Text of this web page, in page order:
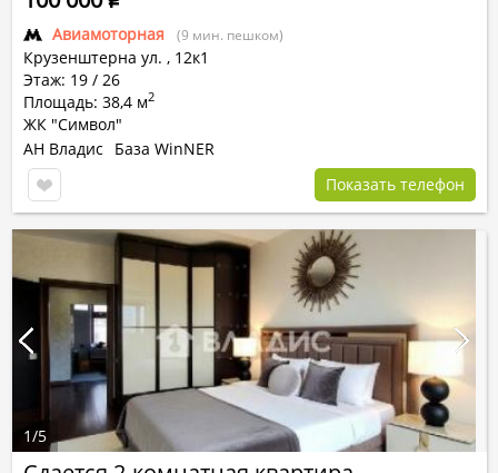
Авиамоторная (9 мин. пешком)
Крузенштерна ул. , 12к1
Этаж: 19 / 26
Площадь: 38,4 м2
ЖК "Символ"
АН Владис
База WinNER
Показать телефон
1/5